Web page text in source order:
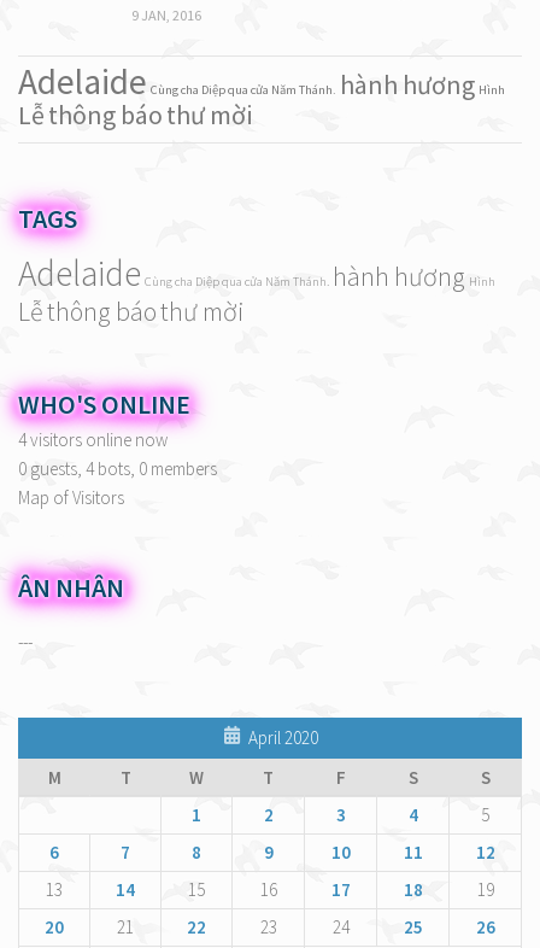
9 JAN, 2016
Adelaide Cùng cha Diệp qua cửa Năm Thánh. hành hương Hình
Lễthông báothư mời
TAGS
Adelaide Cùng cha Diệp qua cửa Năm Thánh. hành hương Hình
Lễthông báothư mời
WHO'S ONLINE
4 visitors online now
0 guests, 4 bots, 0 members
Map of Visitors
ÂN NHÂN
---
April 2020
M
T W T F S
S
1
2 3 4
5
6
7 8 9 10 11
12
13
14 15 16 17 18
19
20
21 22 23 24 25
26